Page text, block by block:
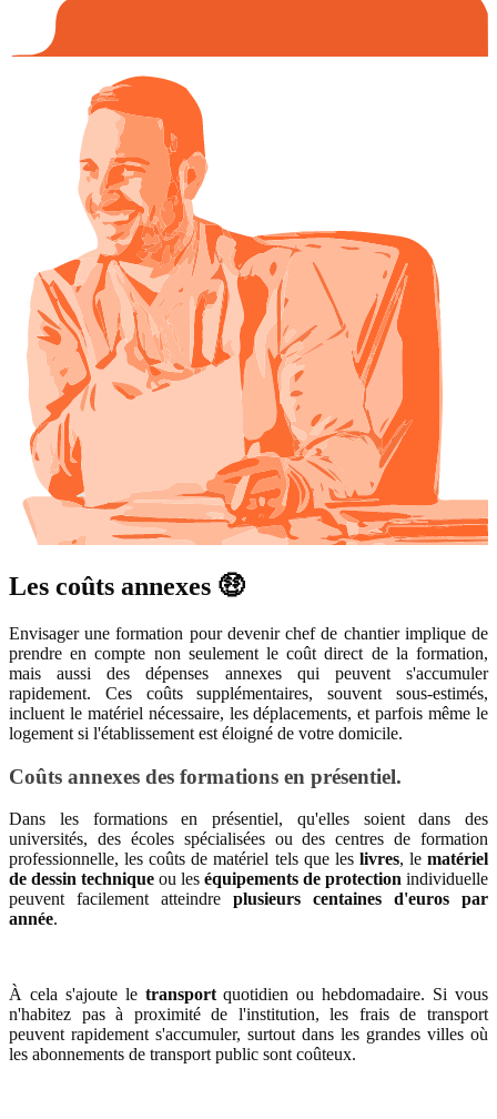
Les coûts annexes 🤑
Envisager une formation pour devenir chef de chantier implique de
prendre en compte non seulement le coût direct de la formation,
mais aussi des dépenses annexes qui peuvent s'accumuler
rapidement. Ces coûts supplémentaires, souvent sous-estimés,
incluent le matériel nécessaire, les déplacements, et parfois même le
logement si l'établissement est éloigné de votre domicile.
Coûts annexes des formations en présentiel.
Dans les formations en présentiel, qu'elles soient dans des
universités, des écoles spécialisées ou des centres de formation
professionnelle, les coûts de matériel tels que les livres, lematériel
de dessin technique ou les équipements de protection individuelle
peuvent facilement atteindre plusieurs centaines d'euros par
année.
À cela s'ajoute le transportquotidien ou hebdomadaire. Si vous
n'habitez pas à proximité de l'institution, les frais de transport
peuvent rapidement s'accumuler, surtout dans les grandes villes où
les abonnements de transport public sont coûteux.